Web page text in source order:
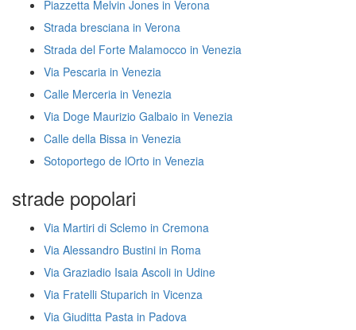
Piazzetta Melvin Jones in Verona
Strada bresciana in Verona
Strada del Forte Malamocco in Venezia
Via Pescaria in Venezia
Calle Merceria in Venezia
Via Doge Maurizio Galbaio in Venezia
Calle della Bissa in Venezia
Sotoportego de lOrto in Venezia
strade popolari
Via Martiri di Sclemo in Cremona
Via Alessandro Bustini in Roma
Via Graziadio Isaia Ascoli in Udine
Via Fratelli Stuparich in Vicenza
Via Giuditta Pasta in Padova